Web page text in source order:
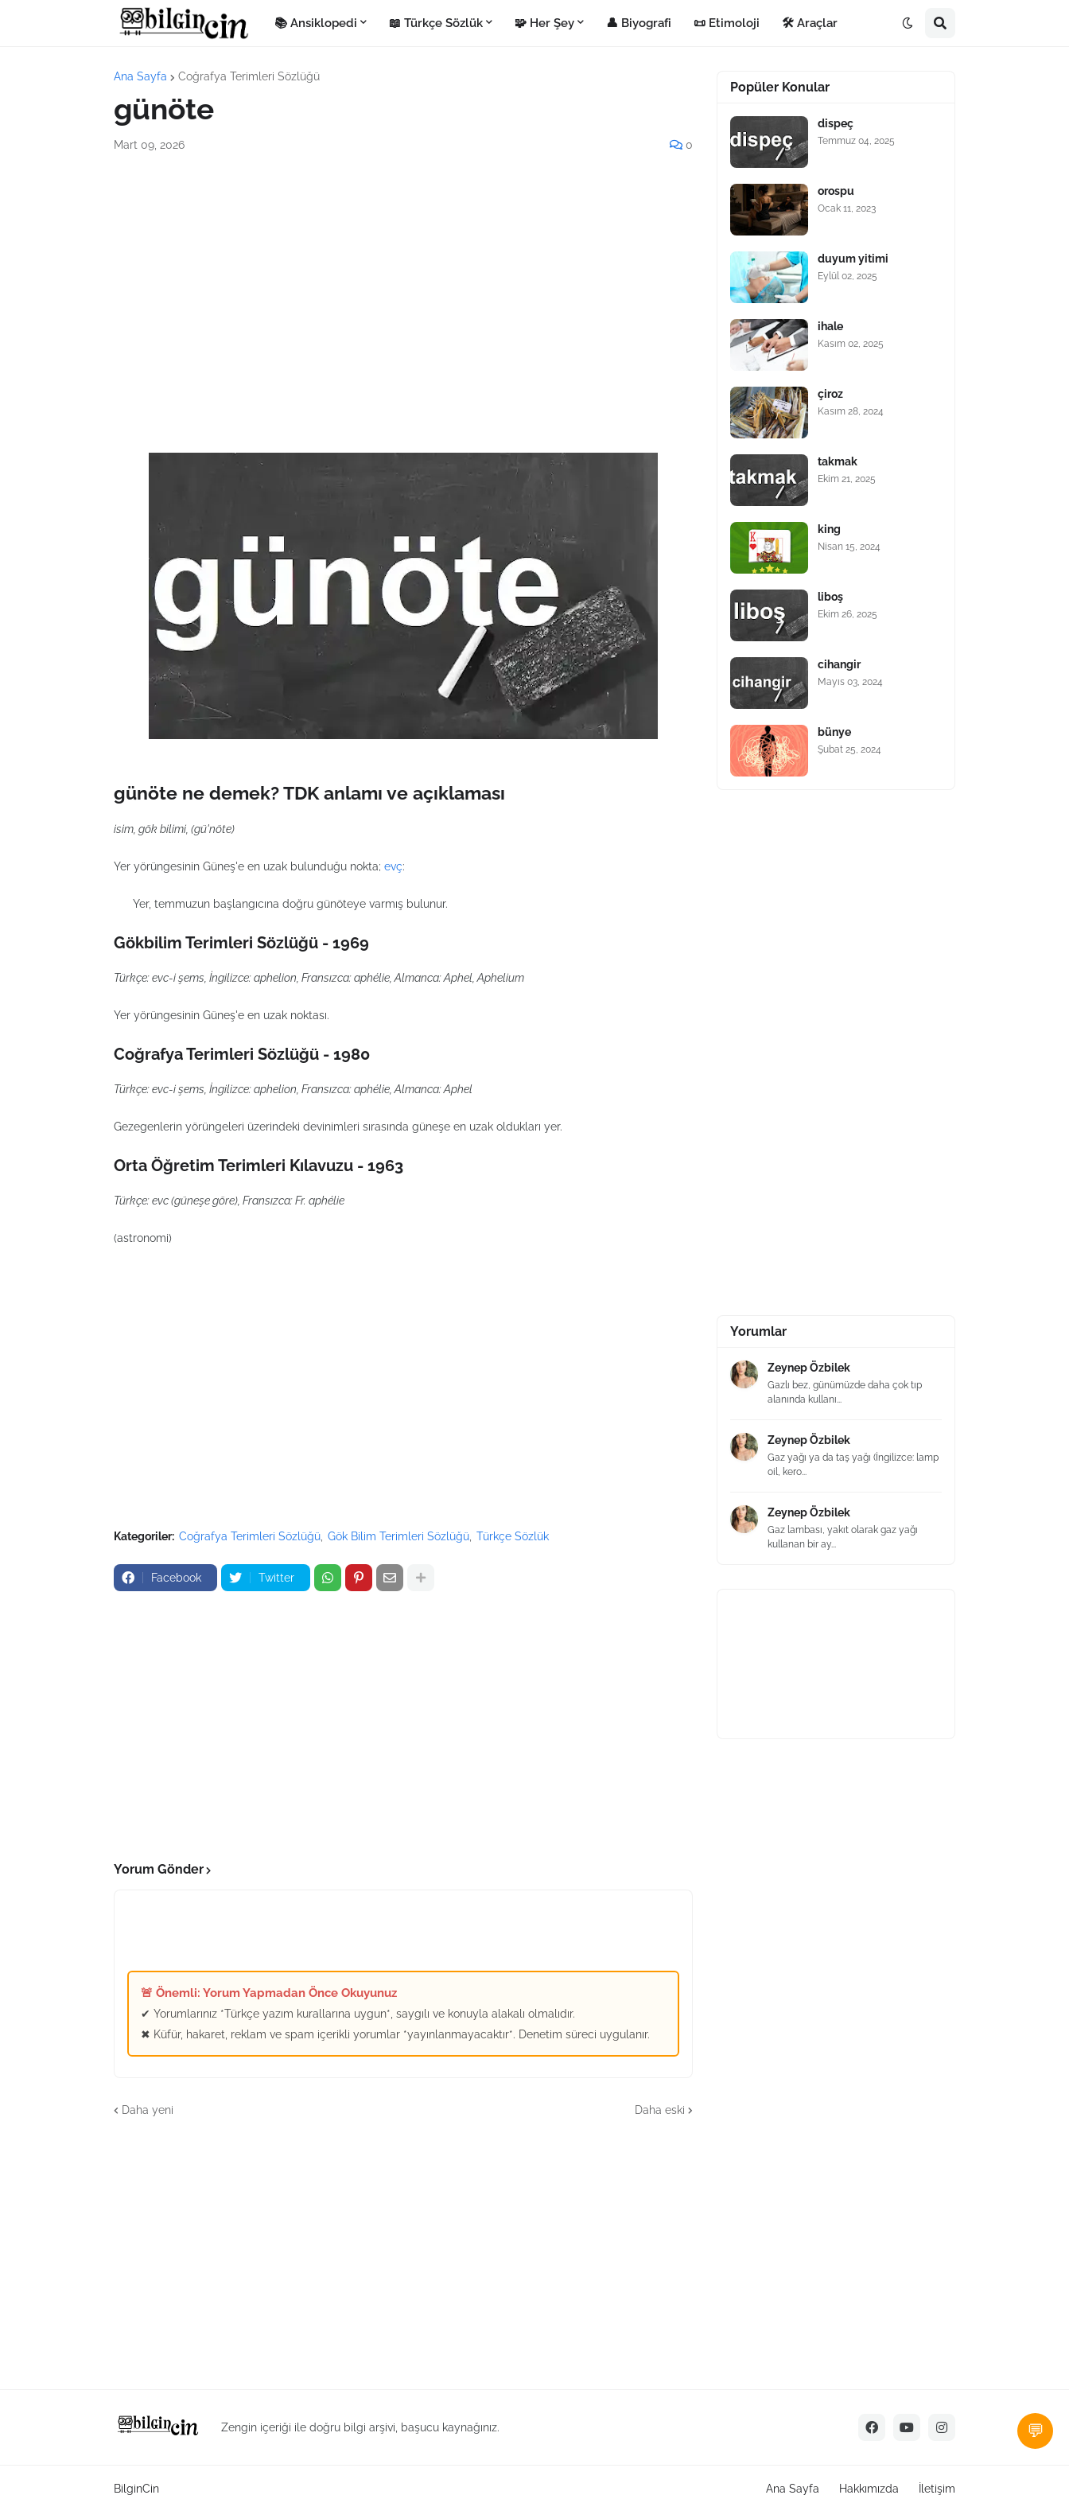
📚 Ansiklopedi 📖 Türkçe Sözlük 🧩 Her Şey 👤 Biyografi 📜 Etimoloji 🛠️ Araçlar
Ana Sayfa Coğrafya Terimleri Sözlüğü
günöte
Mart 09, 2026 0
günöte ne demek? TDK anlamı ve açıklaması
isim, gök bilimi, (gü'nöte)
Yer yörüngesinin Güneş'e en uzak bulunduğu nokta; evç:
Yer, temmuzun başlangıcına doğru günöteye varmış bulunur.
Gökbilim Terimleri Sözlüğü - 1969
Türkçe: evc-i şems, İngilizce: aphelion, Fransızca: aphélie, Almanca: Aphel, Aphelium
Yer yörüngesinin Güneş'e en uzak noktası.
Coğrafya Terimleri Sözlüğü - 1980
Türkçe: evc-i şems, İngilizce: aphelion, Fransızca: aphélie, Almanca: Aphel
Gezegenlerin yörüngeleri üzerindeki devinimleri sırasında güneşe en uzak oldukları yer.
Orta Öğretim Terimleri Kılavuzu - 1963
Türkçe: evc (güneşe göre), Fransızca: Fr. aphélie
(astronomi)
Kategoriler: Coğrafya Terimleri Sözlüğü Gök Bilim Terimleri Sözlüğü Türkçe Sözlük
Facebook Twitter
Yorum Gönder
🚨 Önemli: Yorum Yapmadan Önce Okuyunuz
✔ Yorumlarınız *Türkçe yazım kurallarına uygun*, saygılı ve konuyla alakalı olmalıdır.
✖ Küfür, hakaret, reklam ve spam içerikli yorumlar *yayınlanmayacaktır*. Denetim süreci uygulanır.
Daha yeni Daha eski
Popüler Konular
dispeç
Temmuz 04, 2025
orospu
Ocak 11, 2023
duyum yitimi
Eylül 02, 2025
ihale
Kasım 02, 2025
çiroz
Kasım 28, 2024
takmak
Ekim 21, 2025
king
Nisan 15, 2024
liboş
Ekim 26, 2025
cihangir
Mayıs 03, 2024
bünye
Şubat 25, 2024
Yorumlar
Zeynep Özbilek
Gazlı bez, günümüzde daha çok tıp
alanında kullanı...
Zeynep Özbilek
Gaz yağı ya da taş yağı (İngilizce: lamp
oil, kero...
Zeynep Özbilek
Gaz lambası, yakıt olarak gaz yağı
kullanan bir ay...
Zengin içeriği ile doğru bilgi arşivi, başucu kaynağınız.
BilginCin Ana Sayfa Hakkımızda İletişim
💬